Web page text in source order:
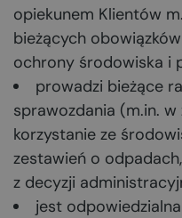
opiekunem Klientów
bieżących
ochrony środowiska i
prowadzi bieżące
sprawozdania (m.in. w
korzystanie ze
zestawień o
z decyzji
jest